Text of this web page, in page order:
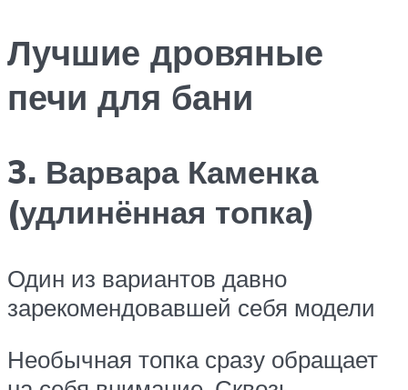
Лучшие дровяные
печи для бани
3. Варвара Каменка
(удлинённая топка)
Один из вариантов давно
зарекомендовавшей себя модели
Необычная топка сразу обращает